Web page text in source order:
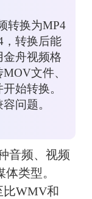
转换为MP4
，转换后能
舟视频格
文件、
始转换。
问题。
音频、视频
类型。
WMV和